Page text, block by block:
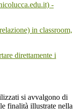
-
in classroom,
direttamente i
si avvalgono di
finalità illustrate nella